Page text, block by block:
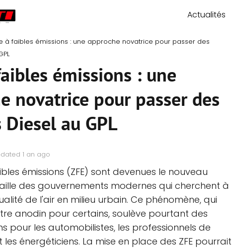
Actualités
à faibles émissions : une approche novatrice pour passer des
émissions : une
novatrice pour passer des
au GPL
1 an ago
émissions (ZFE) sont devenues le nouveau
des gouvernements modernes qui cherchent à
de l'air en milieu urbain. Ce phénomène, qui
anodin pour certains, soulève pourtant des
pour les automobilistes, les professionnels de
énergéticiens. La mise en place des ZFE pourrait